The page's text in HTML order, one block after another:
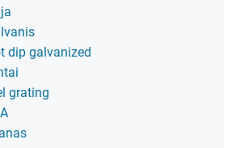
dip galvanized
grating